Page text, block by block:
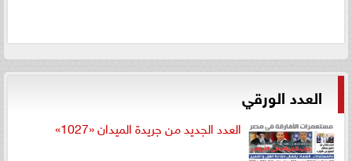
العدد الورقي
العدد الجديد من جريدة الميدان «1027»